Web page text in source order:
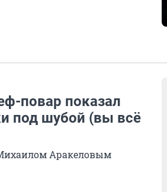
повар показал
под шубой (вы всё
Аракеловым